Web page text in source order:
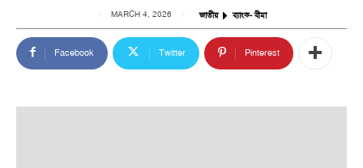
MARCH 4, 2026 জাতীয় ব্যাংক- বীমা
Facebook Twitter Pinterest